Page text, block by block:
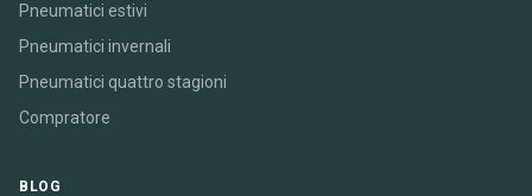
Pneumatici estivi
Pneumatici invernali
Pneumatici quattro stagioni
Compratore
BLOG